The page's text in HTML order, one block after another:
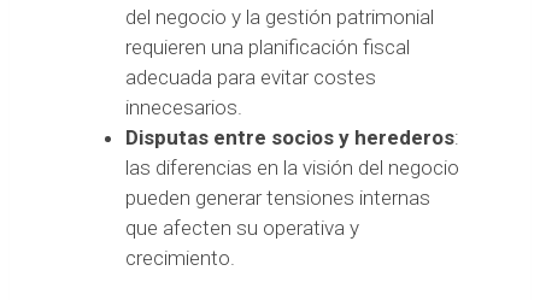
del negocio y la gestión patrimonial
requieren una planificación fiscal
adecuada para evitar costes
innecesarios.
Disputas entre socios y herederos:
las diferencias en la visión del negocio
pueden generar tensiones internas
que afecten su operativa y
crecimiento.